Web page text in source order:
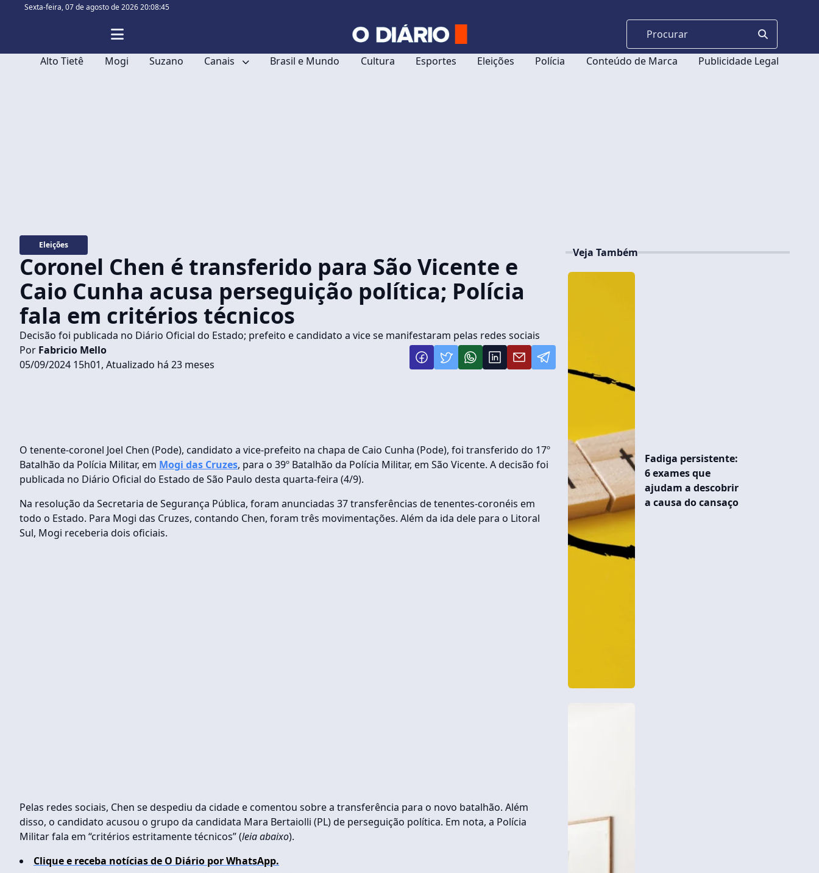
Sexta-feira,07 de agosto de 2026 20:08:46
Alto Tietê Mogi Suzano Canais Brasil e Mundo Cultura Esportes Eleições Polícia Conteúdo de Marca Publicidade Legal
Eleições
Coronel Chen é transferido para São Vicente e
Caio Cunha acusa perseguição política; Polícia
fala em critérios técnicos
Decisão foi publicada no Diário Oficial do Estado; prefeito e candidato a vice se manifestaram pelas redes sociais
Por Fabricio Mello
05/09/2024 15h01, Atualizado há 23 meses
O tenente-coronel Joel Chen (Pode), candidato a vice-prefeito na chapa de Caio Cunha (Pode), foi transferido do 17º
Batalhão da Polícia Militar, em Mogi das Cruzes, para o 39º Batalhão da Polícia Militar, em São Vicente. A decisão foi
publicada no Diário Oficial do Estado de São Paulo desta quarta-feira (4/9).
Na resolução da Secretaria de Segurança Pública, foram anunciadas 37 transferências de tenentes-coronéis em
todo o Estado. Para Mogi das Cruzes, contando Chen, foram três movimentações. Além da ida dele para o Litoral
Sul, Mogi receberia dois oficiais.
Pelas redes sociais, Chen se despediu da cidade e comentou sobre a transferência para o novo batalhão. Além
disso, o candidato acusou o grupo da candidata Mara Bertaiolli (PL) de perseguição política. Em nota, a Polícia
Militar fala em “critérios estritamente técnicos” (leia abaixo).
Clique e receba notícias de O Diário por WhatsApp.
Veja Também
Fadiga persistente:
6 exames que
ajudam a descobrir
a causa do cansaço